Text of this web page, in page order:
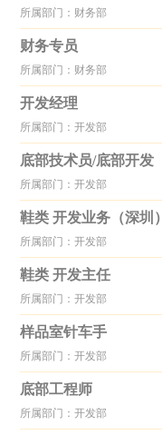
所属部门：财务部
财务专员
所属部门：财务部
开发经理
所属部门：开发部
底部技术员/底部开发
所属部门：开发部
鞋类 开发业务（深圳）
所属部门：开发部
鞋类 开发主任
所属部门：开发部
样品室针车手
所属部门：开发部
底部工程师
所属部门：开发部